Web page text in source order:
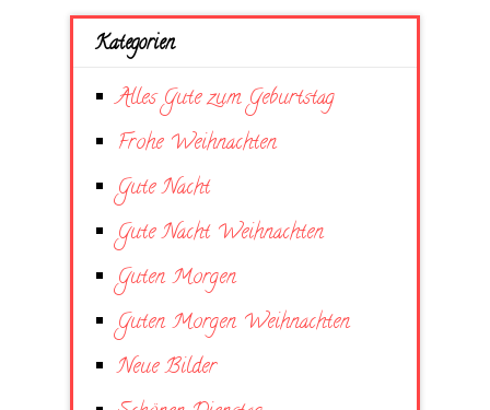
Kategorien
Alles Gute zum Geburtstag
Frohe Weihnachten
Gute Nacht
Gute Nacht Weihnachten
Guten Morgen
Guten Morgen Weihnachten
Neue Bilder